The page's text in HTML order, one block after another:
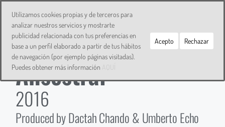
DACTAH CHANDO
Ansestral
2016
Produced by Dactah Chando & Umberto Echo
Utilizamos cookies propias y de terceros para
analizar nuestros servicios y mostrarte
publicidad relacionada con tus preferencias en
base a un perfil elaborado a partir de tus hábitos
de navegación (por ejemplo páginas visitadas).
Puedes obtener más información
Acepto Rechazar